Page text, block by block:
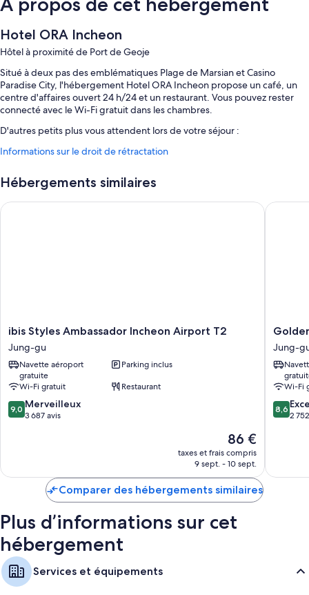
Hotel ORA Incheon
Hôtel à proximité de Port de Geoje
Situé à deux pas des emblématiques Plage de Marsian et Casino
Paradise City, l'hébergement Hotel ORA Incheon propose un café, un
centre d'affaires ouvert 24 h/24 et un restaurant. Vous pouvez rester
connecté avec le Wi-Fi gratuit dans les chambres.
D'autres petits plus vous attendent lors de votre séjour :
Petit déjeuner buffet (en supplément), service d'arrivée express et
Une consigne à bagages, distributeur d'eau et salle de réception
Personnel polyglotte, ascenseur et poste informatique
Fi à Internet gratuit et de l'eau minérale (offerte). Les avis voyageurs
sont très favorables concernant la propreté des chambres de
l'hébergement.
Autres commodités équipant les chambres :
Télévision LCD avec chaînes par câble
Réfrigérateur, bouilloire électrique et service de ménage quotidien
Informations sur le droit de rétractation
Hébergements similaires
ibis
Styles
Ambassador
Incheon
Airport
T2
Jung-
gu
ibis Styles Ambassador Incheon Airport T2
Jung-gu
Navette aéroport
gratuite
Parking inclus
Wi-Fi gratuit
Restaurant
9.0
sur
9,0 Merveilleux
3 687 avis
Le
nouveau
prix
de
86 €
taxes et frais compris
9 sept. - 10 sept.
ibis Styles Ambassador Incheon Airport T2
Golden
Tulip
Incheon
Airport
Hotel
&
Suites
Jung-
Jung-
Wi-Fi
8.6
sur
8,6
2
Golden
Comparer des hébergements similaires
Plus d’informations sur cet
hébergement
Services et équipements